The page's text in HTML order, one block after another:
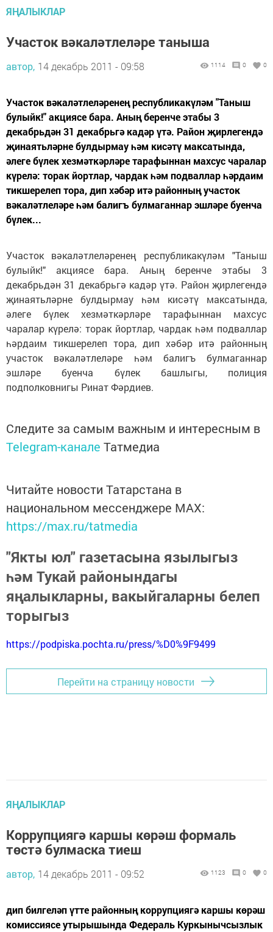
ЯҢАЛЫКЛАР
Участок вәкаләтлеләре таныша
автор, 14 декабрь 2011 - 09:58 1114 0 0
Участок вәкаләтлеләренең республикакүләм "Таныш
булыйк!" акциясе бара. Аның беренче этабы 3
декабрьдән 31 декабрьгә кадәр үтә. Район җирлегендә
җинаятьләрне булдырмау һәм кисәтү максатында,
әлеге бүлек хезмәткәрләре тарафыннан махсус чаралар
күрелә: торак йортлар, чардак һәм подваллар һәрдаим
тикшерелеп тора, дип хәбәр итә районның участок
вәкаләтлеләре һәм балигъ булмаганнар эшләре буенча
бүлек...
Участок вәкаләтлеләренең республикакүләм "Таныш
булыйк!" акциясе бара. Аның беренче этабы 3
декабрьдән 31 декабрьгә кадәр үтә. Район җирлегендә
җинаятьләрне булдырмау һәм кисәтү максатында,
әлеге бүлек хезмәткәрләре тарафыннан махсус
чаралар күрелә: торак йортлар, чардак һәм подваллар
һәрдаим тикшерелеп тора, дип хәбәр итә районның
участок вәкаләтлеләре һәм балигъ булмаганнар
эшләре буенча бүлек башлыгы, полиция
подполковнигы Ринат Фәрдиев.
Следите за самым важным и интересным в
Telegram-канале Татмедиа
Читайте новости Татарстана в
национальном мессенджере MАХ:
https://max.ru/tatmedia
"Якты юл" газетасына язылыгыз
һәм Тукай районындагы
яңалыкларны, вакыйгаларны белеп
торыгыз
https://podpiska.pochta.ru/press/%D0%9F9499
Перейти на страницу новости
ЯҢАЛЫКЛАР
Коррупциягә каршы көрәш формаль
төстә булмаска тиеш
автор, 14 декабрь 2011 - 09:52 1123 0 0
дип билгеләп үтте районның коррупциягә каршы көрәш
комиссиясе утырышында Федераль Куркынычсызлык